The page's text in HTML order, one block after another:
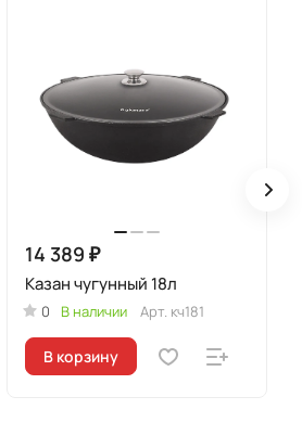
14 389 ₽
Казан чугунный 18л
0 В наличии Арт. кч181
В корзину